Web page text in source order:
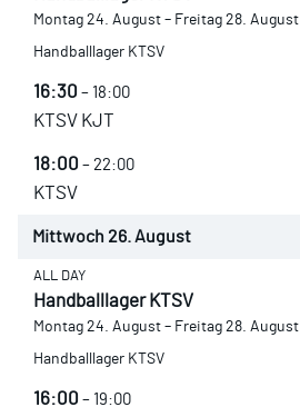
Montag 24. August– Freitag 28. August
Handballlager KTSV
16:30 – 18:00
KTSV KJT
18:00 – 22:00
KTSV
Mittwoch 26. August
ALL DAY
Handballlager KTSV
Montag 24. August– Freitag 28. August
Handballlager KTSV
16:00 – 19:00